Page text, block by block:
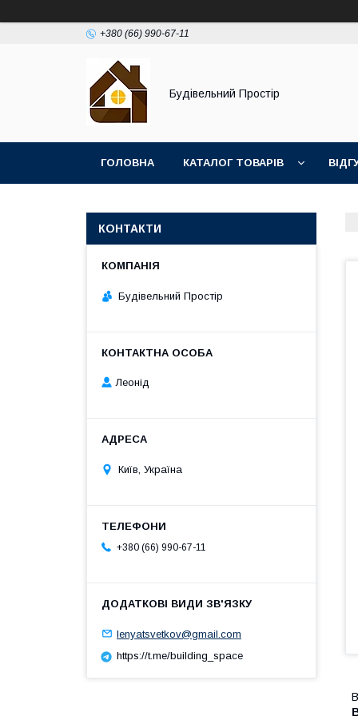
+380 (66) 990-67-11
Будівельний Простір
ГОЛОВНА КАТАЛОГ ТОВАРІВ
КОНТАКТИ
Будівельний Простір
Леонід
Київ, Україна
+380 (66) 990-67-11
lenyatsvetkov@gmail.com
https://t.me/building_space